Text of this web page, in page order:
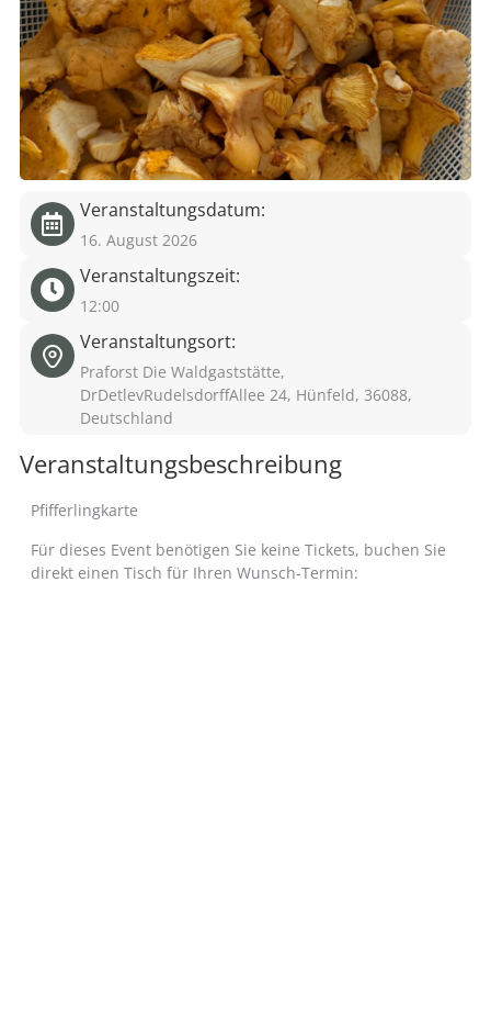
Veranstaltungsdatum:
16. August 2026
Veranstaltungszeit:
12:00
Veranstaltungsort:
Praforst Die Waldgaststätte,
DrDetlevRudelsdorffAllee 24, Hünfeld, 36088,
Deutschland
Veranstaltungsbeschreibung
Pfifferlingkarte
Für dieses Event benötigen Sie keine Tickets, buchen Sie
direkt einen Tisch für Ihren Wunsch-Termin: